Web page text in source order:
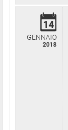
14
GENNAIO
2018